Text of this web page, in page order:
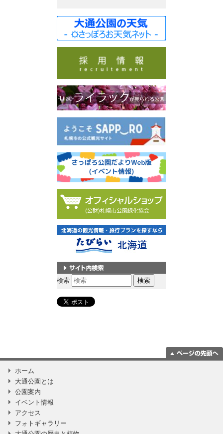
サイト内検索
検索
ホーム
大通公園とは
公園案内
イベント情報
アクセス
フォトギャラリー